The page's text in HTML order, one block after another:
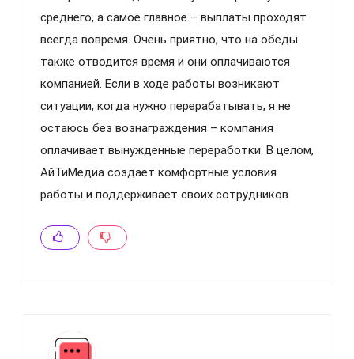
среднего, а самое главное – выплаты проходят
всегда вовремя. Очень приятно, что на обеды
также отводится время и они оплачиваются
компанией. Если в ходе работы возникают
ситуации, когда нужно перерабатывать, я не
остаюсь без вознаграждения – компания
оплачивает вынужденные переработки. В целом,
АйТиМедиа создает комфортные условия
работы и поддерживает своих сотрудников.